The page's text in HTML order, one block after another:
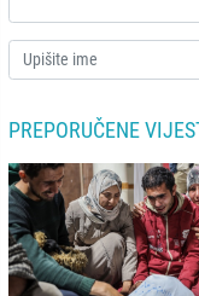
PREPORUČENE